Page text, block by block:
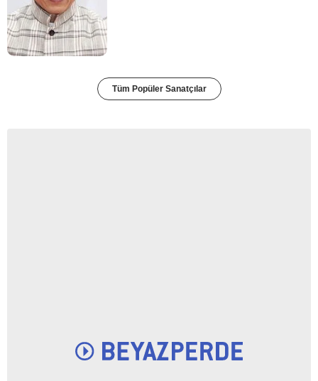
Tüm Popüler Sanatçılar